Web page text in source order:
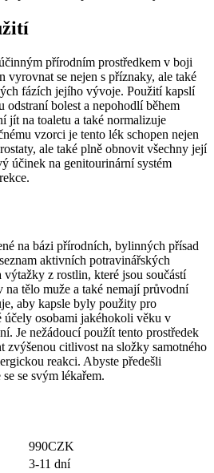
přírodním prostředkem v boji
vyrovnat se nejen s příznaky, ale také
fázích jejího vývoje. Použití kapslí
odstraní bolest a nepohodlí během
jít na toaletu a také normalizuje
vzorci je tento lék schopen nejen
ale také plně obnovit všechny její
účinek na genitourinární systém
na bázi přírodních, bylinných přísad
aktivních potravinářských
z rostlin, které jsou součástí
tělo muže a také nemají průvodní
aby kapsle byly použity pro
účely osobami jakéhokoli věku v
Je nežádoucí použít tento prostředek
zvýšenou citlivost na složky samotného
reakci. Abyste předešli
se svým lékařem.
990CZK
3-11 dní